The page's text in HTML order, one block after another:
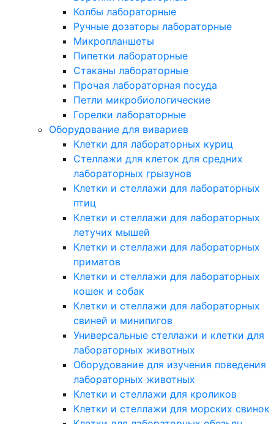
Колбы лабораторные
Ручные дозаторы лабораторные
Микропланшеты
Пипетки лабораторные
Стаканы лабораторные
Прочая лабораторная посуда
Петли микробиологические
Горелки лабораторные
Оборудование для вивариев
Клетки для лабораторных куриц
Стеллажи для клеток для средних
лабораторных грызунов
Клетки и стеллажи для лабораторных
птиц
Клетки и стеллажи для лабораторных
летучих мышей
Клетки и стеллажи для лабораторных
приматов
Клетки и стеллажи для лабораторных
кошек и собак
Клетки и стеллажи для лабораторных
свиней и минипигов
Универсальные стеллажи и клетки для
лабораторных животных
Оборудование для изучения поведения
лабораторных животных
Клетки и стеллажи для кроликов
Клетки и стеллажи для морских свинок